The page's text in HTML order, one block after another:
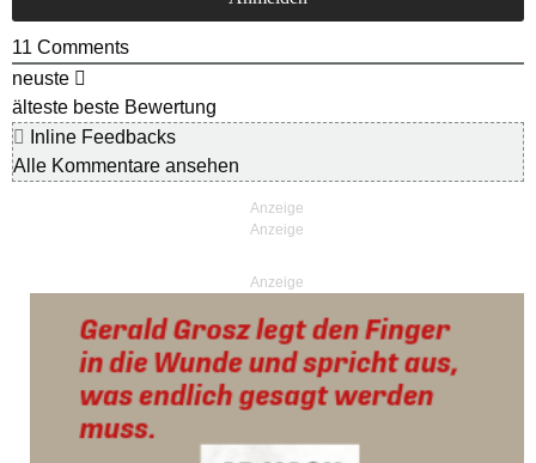
11 Comments
neuste
älteste beste Bewertung
Inline Feedbacks
Alle Kommentare ansehen
Anzeige